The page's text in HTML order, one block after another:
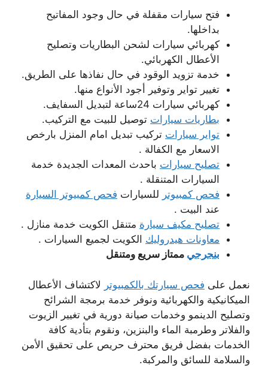
فتح سيارات مقفلة في حال وجود المفاتيح
بداخلها.
كهربائي سيارات لشحن البطاريات وتصليح
الأعطال الكهربائي.
خدمة تزويد الوقود في حال نفاذها على الطريق.
تغيير تواير وتوفير أجود الأنواع منها.
كهربائي سيارات 24ساعة لتبديل السفايف.
بطاريات سيارات توصيل للبيت مع التركيب.
تواير سيارات تركيب تبديل امام المنزل بارخص
الاسعار مع الكفالة .
تصليح سيارات باحدث المعدات الجديدة خدمة
السيارات المتنقلة .
فحص كمبيوتر للسيارات فحص كمبيوتر السيارة
عند البيت .
تصليح مكيف سيارة متنقل الكويت خدمة منازل .
معاونات هيدروليك الكويت لجميع السيارات .
بنجرجي ممتاز سريع ومتنقل
نعمل على فحص سيارتك بالكمبيوتر لاكتشاف الأعطال
الميكانيكية والكهربائية ونوفر خدمة برمجة الشرائح
وتصليح الدينمو وخدمات صيانة دورية في تغيير الزيوت
والفلاتر وطرمبة الماء والبنزين، ونقوم بتأدية كافة
الخدمات بفضل فريق محترف حريص على تحقيق الأمن
والسلامة للسائق والمركبة.